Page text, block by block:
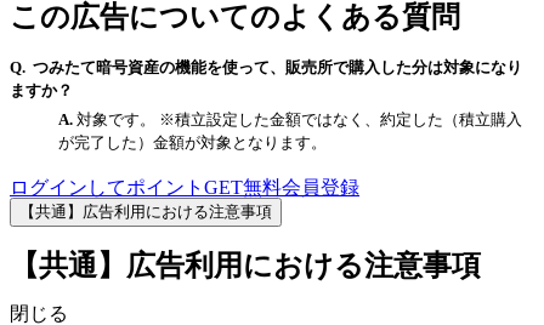
この広告についてのよくある質問
つみたて暗号資産の機能を使って、販売所で購入した分は対象になり
ますか？
対象です。 ※積立設定した金額ではなく、約定した（積立購入
が完了した）金額が対象となります。
ログインしてポイントGET無料会員登録
【共通】広告利用における注意事項
【共通】広告利用における注意事項
閉じる